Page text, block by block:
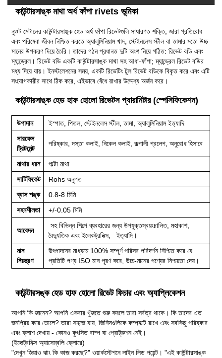
কাউন্টারসাঙ্ক মাথা অর্ধ ফাঁপা rivets ভূমিকা
নুওট মেটালের কাউন্টারসাঙ্ক হেড অর্ধ ফাঁপা রিভেটগুলি সাধারণত শক্তি, জারা প্রতিরোধ
এবং পরিষেবা জীবন নিশ্চিত করতে অ্যালুমিনিয়াম খাদ, স্টেইনলেস স্টীল বা তামার মতো উচ্চ
মানের উপকরণ দিয়ে তৈরি। তাদের গঠন প্রধানত দুটি অংশ নিয়ে গঠিত: রিভেট বডি এবং
ম্যান্ড্রেল। রিভেট বডি একটি কাউন্টারসাঙ্ক মাথা সহ আধা-ফাঁপা; ম্যান্ড্রেল রিভেট বডির
মধ্য দিয়ে যায়। ইনস্টলেশনের সময়, একটি রিভেটিং টুল রিভেট বডিকে বিকৃত করে এবং এটি
সংযোগকারীর সাথে ঠিক করে, এইভাবে বেঁধে রাখার উদ্দেশ্য অর্জন করে।
কাউন্টারসাঙ্ক হেড হাফ হোলো রিভেটস প্যারামিটার (স্পেসিফিকেশন)
উপাদান
ইস্পাত, পিতল, স্টেইনলেস স্টীল, তামা, অ্যালুমিনিয়াম ইত্যাদি
সারফেস
ট্রিটমেন্ট
পরিষ্কার, দস্তা কলাই, নিকেল কলাই, রূপালী প্রলেপ, অনুরোধ হিসাবে
মাথার ধরন
পাল্টা মাথা
সার্টিফিকেট
Rohs অনুগত
ব্যাস শঙ্ক
0.8-8 মিমি
সহনশীলতা
+/-0.05 মিমি
আবেদন
সহ বিভিন্ন শিল্পে ব্যবহারের জন্য উপযুক্তস্বয়ংচালিত, মহাকাশ,
বৈদ্যুতিক এবং ইলেকট্রনিক্স, ইত্যাদি।
মান
নিয়ন্ত্রণ
উৎপাদনের মাধ্যমে 100% সম্পূর্ণ পরিসর পরিদর্শন নিশ্চিত করে যে
প্রতিটি পণ্য ISO মান পূরণ করে, উচ্চ-মানের পণ্যের নিশ্চয়তা দেয়।
কাউন্টারসঙ্ক হেড হাফ হোলো রিভেট ফিচার এবং অ্যাপ্লিকেশন
আপনি কি জানেন? আপনি একবার খুঁজতে শুরু করলে তারা সর্বত্র থাকে। কি তাদের এত
জনপ্রিয় করে তোলে? তারা সহজে যায়, জিনিসগুলিকে কম্প্যাক্ট রাখে এবং সবকিছু পরিষ্কার
এবং ফ্লাশ দেখায় - কোনও কুৎসিত বাম্প বা প্রোট্রুশন নেই।
(ইলেক্ট্রনিক্স অ্যাসেম্বলি ফ্লোরে)
"দেখুন জিয়াও ঝাং কি কাজ করছে?" ওয়ার্কস্টেশনে লাইন লিড পয়েন্ট। "এই কাউন্টারসাঙ্ক